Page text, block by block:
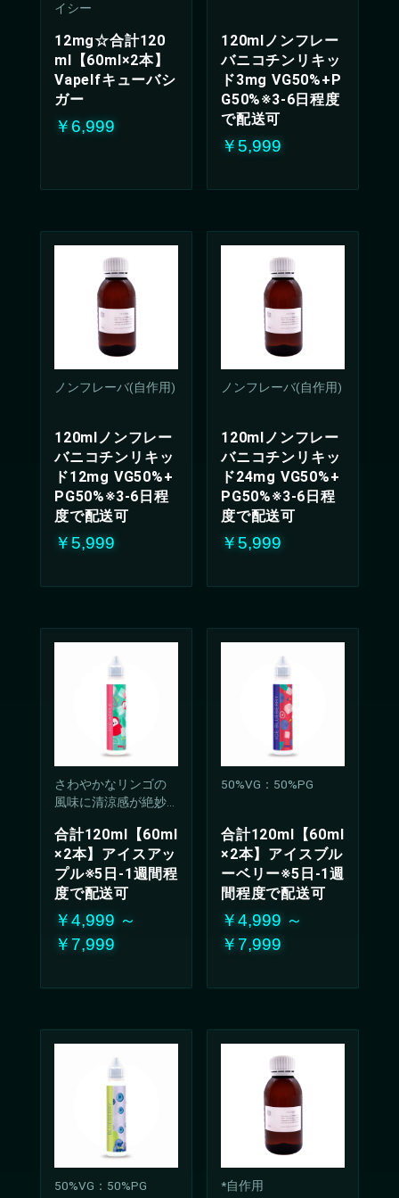
イシー
12mg☆合計120
ml【60ml×2本】
Vapelfキューバシ
ガー
￥6,999
120mlノンフレー
バニコチンリキッ
ド3mg VG50%+P
G50%※3-6日程度
で配送可
￥5,999
ノンフレーバ(自作用)
120mlノンフレー
バニコチンリキッ
ド12mg VG50%+
PG50%※3-6日程
度で配送可
￥5,999
ノンフレーバ(自作用)
120mlノンフレー
バニコチンリキッ
ド24mg VG50%+
PG50%※3-6日程
度で配送可
￥5,999
さわやかなリンゴの
風味に清涼感が絶妙
ド。
クールで爽やかな甘
酸っぱさは、どんな
シーンでも楽しんで
わい
合計120ml【60ml
×2本】アイスアッ
プル※5日-1週間程
度で配送可
￥4,999 ～
￥7,999
50%VG：50%PG
合計120ml【60ml
×2本】アイスブル
ーベリー※5日-1週
間程度で配送可
￥4,999 ～
￥7,999
50%VG：50%PG *自作用